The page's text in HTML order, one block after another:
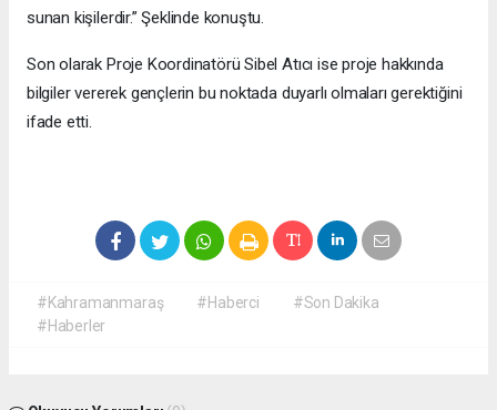
sunan kişilerdir.” Şeklinde konuştu.
Son olarak Proje Koordinatörü Sibel Atıcı ise proje hakkında
bilgiler vererek gençlerin bu noktada duyarlı olmaları gerektiğini
ifade etti.
#Kahramanmaraş #Haberci
#Son Dakika
#Haberler